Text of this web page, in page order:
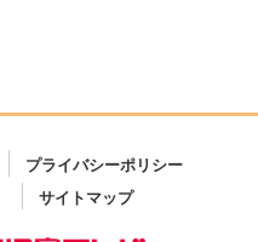
プライバシーポリシー
サイトマップ